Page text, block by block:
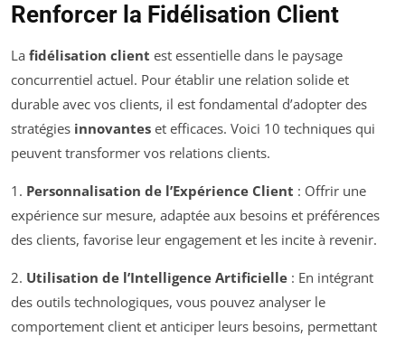
Renforcer la Fidélisation Client
La fidélisation client est essentielle dans le paysage
concurrentiel actuel. Pour établir une relation solide et
durable avec vos clients, il est fondamental d’adopter des
stratégies innovantes et efficaces. Voici 10 techniques qui
peuvent transformer vos relations clients.
1. Personnalisation de l’Expérience Client : Offrir une
expérience sur mesure, adaptée aux besoins et préférences
des clients, favorise leur engagement et les incite à revenir.
2. Utilisation de l’Intelligence Artificielle : En intégrant
des outils technologiques, vous pouvez analyser le
comportement client et anticiper leurs besoins, permettant